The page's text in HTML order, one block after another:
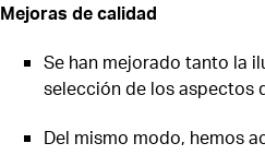
Mejoras de calidad
Se han mejorado tanto la
selección de los aspectos
Del mismo modo, hemos